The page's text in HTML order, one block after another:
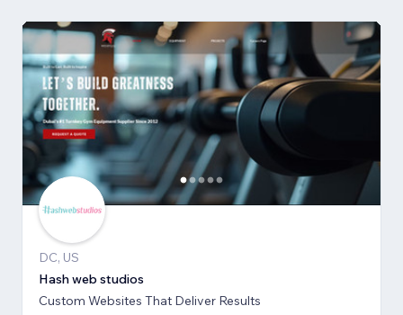
DC, US
Hash web studios
Custom Websites That Deliver Results